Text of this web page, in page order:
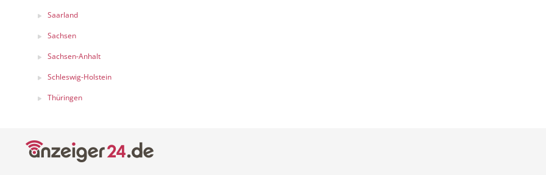
Saarland
Sachsen
Sachsen-Anhalt
Schleswig-Holstein
Thüringen